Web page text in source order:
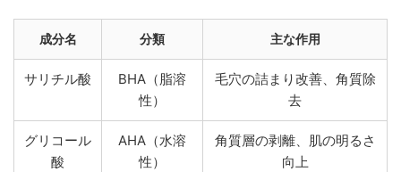
成分名 分類 主な作用
サリチル酸
BHA（脂溶
性）
毛穴の詰まり改善、角質除
去
グリコール
酸
AHA（水溶
性）
角質層の剥離、肌の明るさ
向上